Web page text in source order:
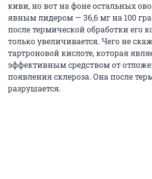
киви, но вот на фоне остальных
явным лидером — 36,6 мг на 100
после термической обработки его
только увеличивается. Чего не
тартроновой кислоте, которая
эффективным средством от
появления склероза. Она после
разрушается.